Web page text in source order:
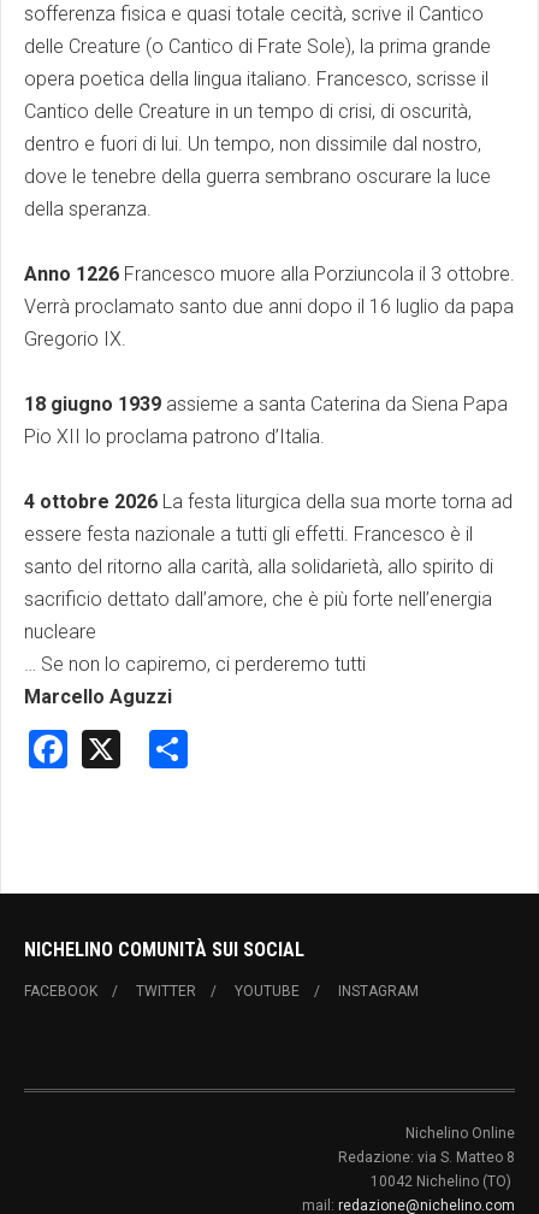
sofferenza fisica e quasi totale cecità, scrive il Cantico
delle Creature (o Cantico di Frate Sole), la prima grande
opera poetica della lingua italiano. Francesco, scrisse il
Cantico delle Creature in un tempo di crisi, di oscurità,
dentro e fuori di lui. Un tempo, non dissimile dal nostro,
dove le tenebre della guerra sembrano oscurare la luce
della speranza.
Anno 1226 Francesco muore alla Porziuncola il 3 ottobre.
Verrà proclamato santo due anni dopo il 16 luglio da papa
Gregorio IX.
18 giugno 1939 assieme a santa Caterina da Siena Papa
Pio XII lo proclama patrono d’Italia.
4 ottobre 2026 La festa liturgica della sua morte torna ad
essere festa nazionale a tutti gli effetti. Francesco è il
santo del ritorno alla carità, alla solidarietà, allo spirito di
sacrificio dettato dall’amore, che è più forte nell’energia
nucleare
… Se non lo capiremo, ci perderemo tutti
Marcello Aguzzi
Facebook
NICHELINO COMUNITÀ SUI SOCIAL
FACEBOOK TWITTER YOUTUBE INSTAGRAM
Nichelino Online
Redazione: via S. Matteo 8
10042 Nichelino (TO)
mail: redazione@nichelino.com